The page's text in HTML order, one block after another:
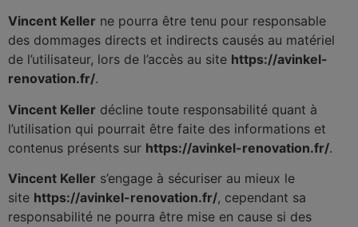
Vincent Keller ne pourra être tenu pour responsable
des dommages directs et indirects causés au matériel
de l’utilisateur, lors de l’accès au site https://avinkel-
renovation.fr/.
Vincent Keller décline toute responsabilité quant à
l’utilisation qui pourrait être faite des informations et
contenus présents sur https://avinkel-renovation.fr/.
Vincent Keller s’engage à sécuriser au mieux le
site https://avinkel-renovation.fr/, cependant sa
responsabilité ne pourra être mise en cause si des